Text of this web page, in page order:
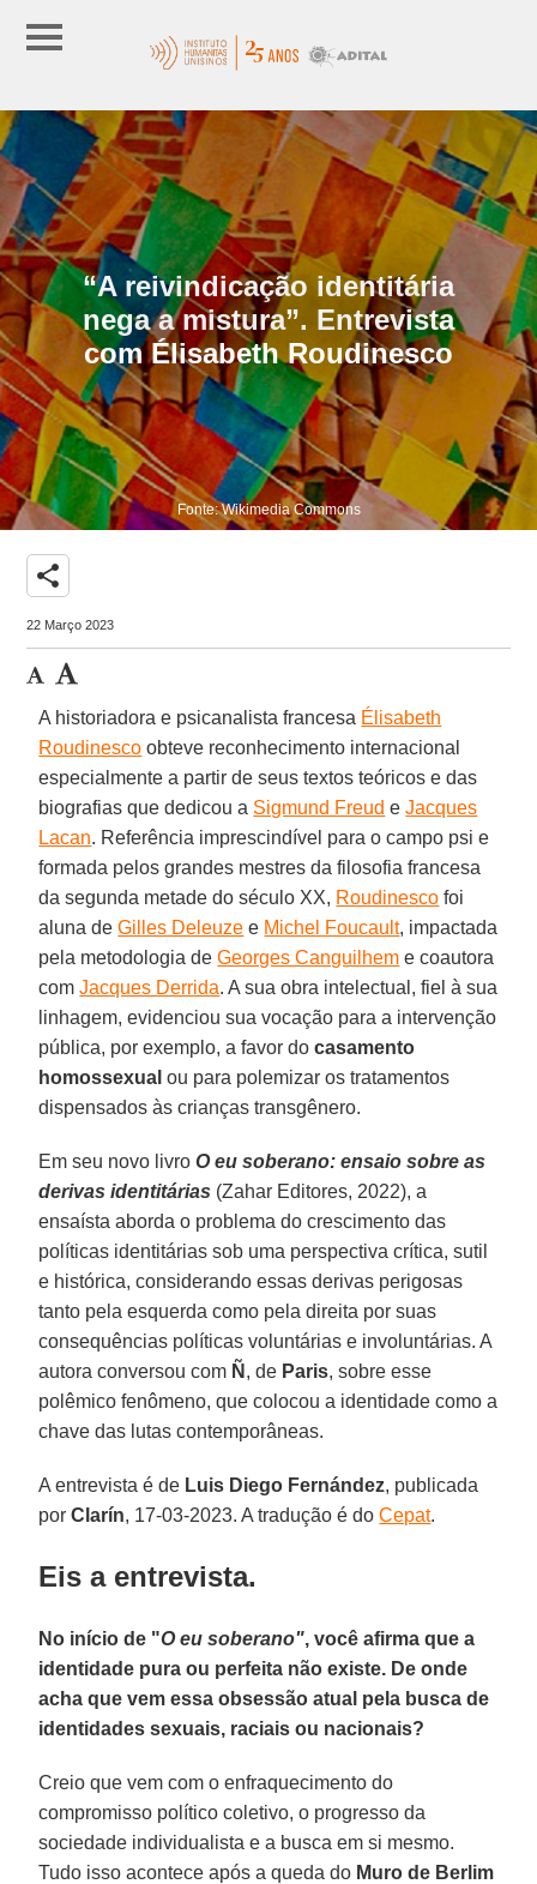
“A reivindicação identitária
nega a mistura”. Entrevista
com Élisabeth Roudinesco
Fonte: Wikimedia Commons
share
22 Março 2023
A historiadora e psicanalista francesa Élisabeth
Roudinesco obteve reconhecimento internacional
especialmente a partir de seus textos teóricos e das
biografias que dedicou a Sigmund Freud eJacques
Lacan. Referência imprescindível para o campo psi e
formada pelos grandes mestres da filosofia francesa
da segunda metade do século XX, Roudinesco foi
aluna deGilles Deleuze e Michel Foucault, impactada
pela metodologia deGeorges Canguilhem e coautora
comJacques Derrida. A sua obra intelectual, fiel à sua
linhagem, evidenciou sua vocação para a intervenção
pública, por exemplo, a favor docasamento
homossexual ou para polemizar os tratamentos
dispensados às crianças transgênero.
Em seu novo livroO eu soberano: ensaio sobre as
derivas identitárias (Zahar Editores, 2022), a
ensaísta aborda o problema do crescimento das
políticas identitárias sob uma perspectiva crítica, sutil
e histórica, considerando essas derivas perigosas
tanto pela esquerda como pela direita por suas
consequências políticas voluntárias e involuntárias. A
autora conversou com Ñ , de Paris, sobre esse
polêmico fenômeno, que colocou a identidade como a
chave das lutas contemporâneas.
A entrevista é de Luis Diego Fernández, publicada
porClarín, 17-03-2023. A tradução é doCepat.
Eis a entrevista.
No início de "O eu soberano", você afirma que a
identidade pura ou perfeita não existe. De onde
acha que vem essa obsessão atual pela busca de
identidades sexuais, raciais ou nacionais?
Creio que vem com o enfraquecimento do
compromisso político coletivo, o progresso da
sociedade individualista e a busca em si mesmo.
Tudo isso acontece após a queda do Muro de Berlim